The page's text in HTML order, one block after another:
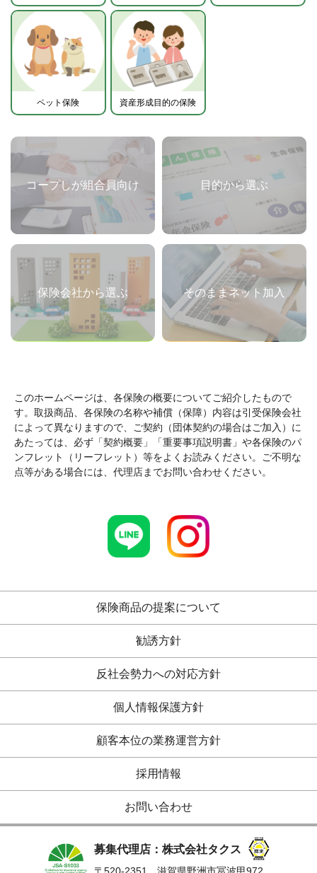
ペット保険 資産形成目的の保険
コープしが組合員向け 目的から選ぶ
保険会社から選ぶ そのままネット加入
このホームページは、各保険の概要についてご紹介したもので
す。取扱商品、各保険の名称や補償（保障）内容は引受保険会社
によって異なりますので、ご契約（団体契約の場合はご加入）に
あたっては、必ず「契約概要」「重要事項説明書」や各保険のパ
ンフレット（リーフレット）等をよくお読みください。ご不明な
点等がある場合には、代理店までお問い合わせください。
保険商品の提案について
勧誘方針
反社会勢力への対応方針
個人情報保護方針
顧客本位の業務運営方針
採用情報
お問い合わせ
募集代理店：株式会社タクス
〒520-2351 滋賀県野洲市冨波甲972